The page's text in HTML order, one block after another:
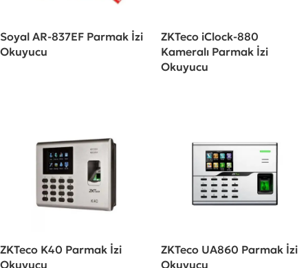
Soyal AR-837EF Parmak İzi
Okuyucu
ZKTeco iClock-880
Kameralı Parmak İzi
Okuyucu
ZKTeco K40 Parmak İzi
Okuyucu
ZKTeco UA860 Parmak İzi
Okuyucu